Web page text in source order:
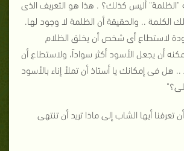
"الظلمة" أليس كذلك؟ . هذا هو التعريف الذى
الكلمة .. والحقيقة أن الظلمة لا وجود لها.
لاستطاع أى شخص أن يخلق الظلام
أن يجعل الأسود أكثر سواداً، ولاستطاع أن
هل فى إمكانك يا أستاذ أن تملأ إناء بالأسود
أيها الشاب إلى ماذا تريد أن تنتهى